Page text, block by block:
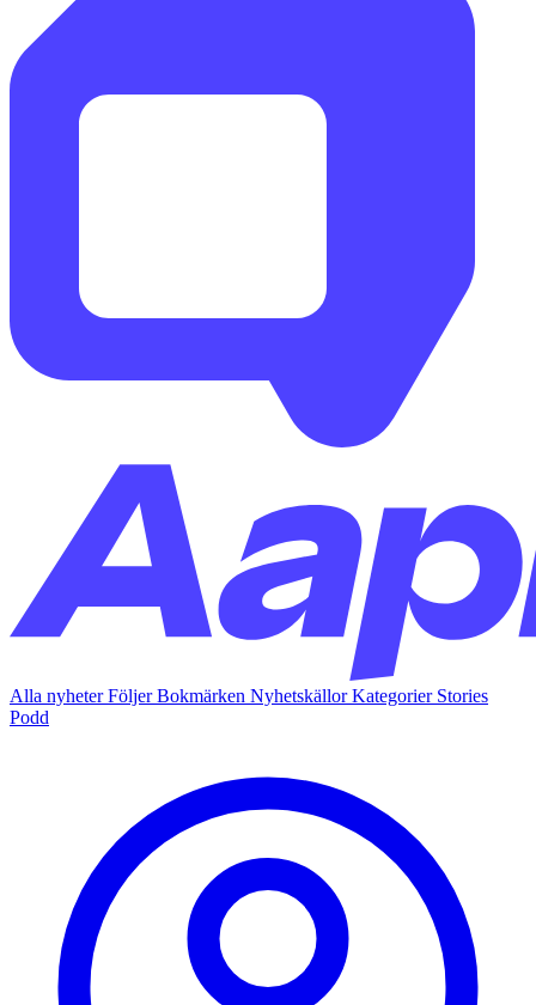
Alla nyheterFöljerBokmärken NyhetskällorKategorier Stories
Podd